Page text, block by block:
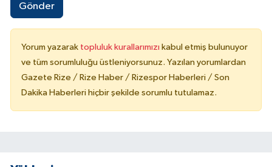
Gönder
Yorum yazarak topluluk kurallarımızı kabul etmiş bulunuyor
ve tüm sorumluluğu üstleniyorsunuz. Yazılan yorumlardan
Gazete Rize / Rize Haber / Rizespor Haberleri / Son
Dakika Haberleri hiçbir şekilde sorumlu tutulamaz.